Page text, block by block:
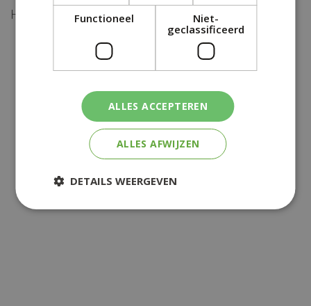
Hier komt het nieuwsbrief formulier
Functioneel
Niet-
geclassificeerd
ALLES ACCEPTEREN
ALLES AFWIJZEN
DETAILS WEERGEVEN